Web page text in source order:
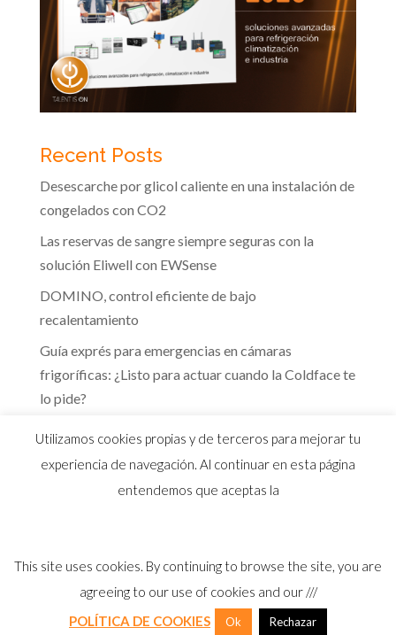
Recent Posts
Desescarche por glicol caliente en una instalación de
congelados con CO2
Las reservas de sangre siempre seguras con la
solución Eliwell con EWSense
DOMINO, control eficiente de bajo
recalentamiento
Guía exprés para emergencias en cámaras
frigoríficas: ¿Listo para actuar cuando la Coldface te
lo pide?
© 2026 Distribuidor oficial Eliwell en España y
Portugal |Aviso LegalI Política Privacidad
Política Calidad
ICookies
Utilizamos cookies propias y de terceros para mejorar tu
experiencia de navegación. Al continuar en esta página
entendemos que aceptas la
This site uses cookies. By continuing to browse the site, you are
agreeing to our use of cookies and our ///
POLÍTICA DE COOKIES
Ok Rechazar